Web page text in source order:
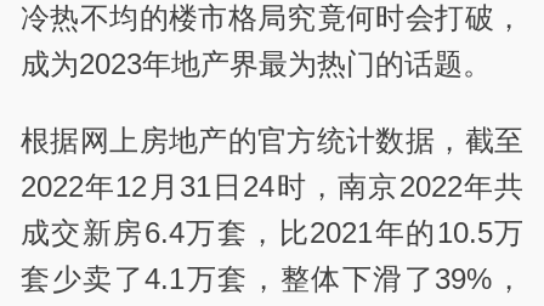
冷热不均的楼市格局究竟何时会打破，
成为2023年地产界最为热门的话题。
根据网上房地产的官方统计数据，截至
2022年12月31日24时，南京2022年共
成交新房6.4万套，比2021年的10.5万
套少卖了4.1万套，整体下滑了39%，